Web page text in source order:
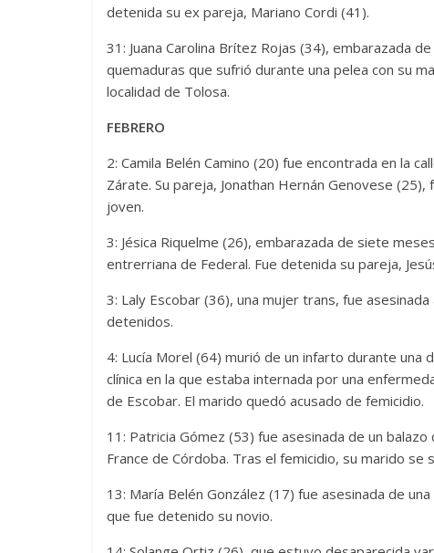
detenida su ex pareja, Mariano Cordi (41).
31: Juana Carolina Brítez Rojas (34), embarazada
quemaduras que sufrió durante una pelea con su
localidad de Tolosa.
FEBRERO
2: Camila Belén Camino (20) fue encontrada en la
Zárate. Su pareja, Jonathan Hernán Genovese
joven.
3: Jésica Riquelme (26), embarazada de siete
entrerriana de Federal. Fue detenida su pareja,
3: Laly Escobar (36), una mujer trans, fue
detenidos.
4: Lucía Morel (64) murió de un infarto durante una
clínica en la que estaba internada por una
de Escobar. El marido quedó acusado de femicidio.
11: Patricia Gómez (53) fue asesinada de un
France de Córdoba. Tras el femicidio, su marido se
13: María Belén González (17) fue asesinada de
que fue detenido su novio.